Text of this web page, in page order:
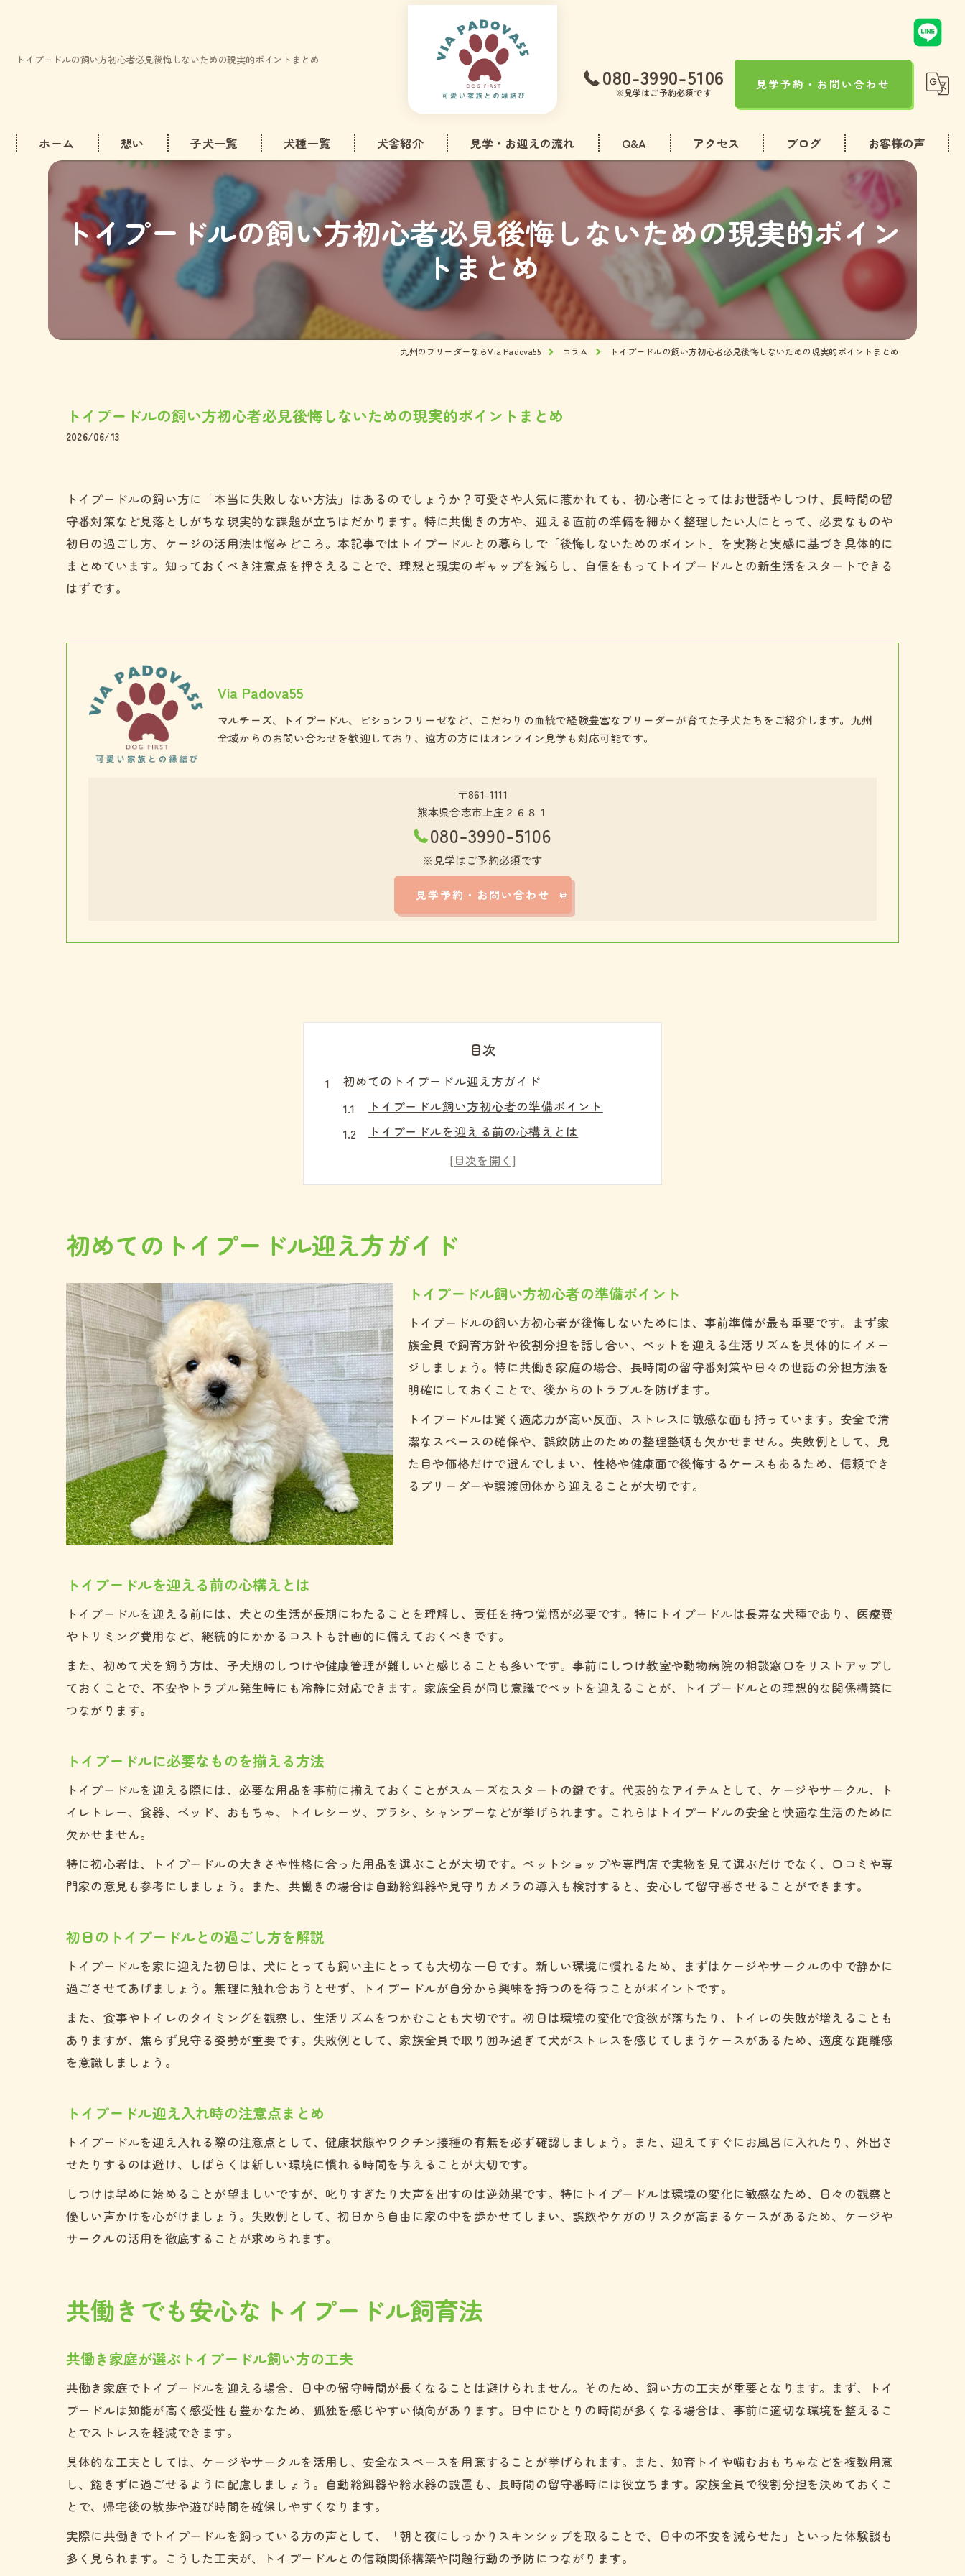
トイプードルの飼い方初心者必見後悔しないための現実的ポイントまとめ
080-3990-5106
※見学はご予約必須です
見学予約・お問い合わせ
ホーム 想い 子犬一覧 犬種一覧
トイプードル
ミニチュアダックスフンド
ペキニーズ
犬舎紹介 見学・お迎えの流れ Q&A アクセス ブログ
コラム
お客様の声
トイプードルの飼い方初心者必見後悔しないための現実的ポイン
トまとめ
九州のブリーダーならVia Padova55 コラム トイプードルの飼い方初心者必見後悔しないための現実的ポイントまとめ
トイプードルの飼い方初心者必見後悔しないための現実的ポイントまとめ
2026/06/13
トイプードルの飼い方に「本当に失敗しない方法」はあるのでしょうか？可愛さや人気に惹かれても、初心者にとってはお世話やしつけ、長時間の留
守番対策など見落としがちな現実的な課題が立ちはだかります。特に共働きの方や、迎える直前の準備を細かく整理したい人にとって、必要なものや
初日の過ごし方、ケージの活用法は悩みどころ。本記事ではトイプードルとの暮らしで「後悔しないためのポイント」を実務と実感に基づき具体的に
まとめています。知っておくべき注意点を押さえることで、理想と現実のギャップを減らし、自信をもってトイプードルとの新生活をスタートできる
はずです。
Via Padova55
マルチーズ、トイプードル、ビションフリーゼなど、こだわりの血統で経験豊富なブリーダーが育てた子犬たちをご紹介します。九州
全域からのお問い合わせを歓迎しており、遠方の方にはオンライン見学も対応可能です。
〒861-1111
熊本県合志市上庄２６８１
080-3990-5106
※見学はご予約必須です
見学予約・お問い合わせ
目次
初めてのトイプードル迎え方ガイド
トイプードル飼い方初心者の準備ポイント
トイプードルを迎える前の心構えとは
トイプードルに必要なものを揃える方法
初日のトイプードルとの過ごし方を解説
共働きでも安心なトイプードル飼育法
共働き家庭が選ぶトイプードル飼い方の工夫
トイプードル留守番対策アイデアを紹介
トイプードル共働き環境でのしつけ方法
トイプードルの安心できる居場所作りとは
共働きとトイプードル両立の現実的ポイント
初心者が知るべきトイプードルの現実
トイプードル飼うんじゃなかった後悔例
初心者が感じやすいトイプードルの大変さ
トイプードルの欠点やデメリットを解説
トイプードルを飼う前に知るべき真実
理想と違うトイプードル飼育の現実とは
後悔しないためのトイプードル準備術
トイプードルの初日準備で失敗しないコツ
初心者が押さえたいトイプードル必須用品
トイプードル飼育開始前の最終チェック
ケージ活用で快適なトイプードル生活
トイプードルのケージ生活でやってはいけない事
ケージ活用で安全なトイプードル留守番対策
トイプードル飼育でやってはいけない行動
初心者が陥りやすいトイプードルの失敗例
トイプードルの失敗を防ぐ日常管理のコツ
初めてのトイプードル迎え方ガイド
トイプードル飼い方初心者の準備ポイント
トイプードルの飼い方初心者が後悔しないためには、事前準備が最も重要です。まず家
族全員で飼育方針や役割分担を話し合い、ペットを迎える生活リズムを具体的にイメー
ジしましょう。特に共働き家庭の場合、長時間の留守番対策や日々の世話の分担方法を
明確にしておくことで、後からのトラブルを防げます。
トイプードルは賢く適応力が高い反面、ストレスに敏感な面も持っています。安全で清
潔なスペースの確保や、誤飲防止のための整理整頓も欠かせません。失敗例として、見
た目や価格だけで選んでしまい、性格や健康面で後悔するケースもあるため、信頼でき
るブリーダーや譲渡団体から迎えることが大切です。
トイプードルを迎える前の心構えとは
トイプードルを迎える前には、犬との生活が長期にわたることを理解し、責任を持つ覚悟が必要です。特にトイプードルは長寿な犬種であり、医療費
やトリミング費用など、継続的にかかるコストも計画的に備えておくべきです。
また、初めて犬を飼う方は、子犬期のしつけや健康管理が難しいと感じることも多いです。事前にしつけ教室や動物病院の相談窓口をリストアップし
ておくことで、不安やトラブル発生時にも冷静に対応できます。家族全員が同じ意識でペットを迎えることが、トイプードルとの理想的な関係構築に
つながります。
トイプードルに必要なものを揃える方法
トイプードルを迎える際には、必要な用品を事前に揃えておくことがスムーズなスタートの鍵です。代表的なアイテムとして、ケージやサークル、ト
イレトレー、食器、ベッド、おもちゃ、トイレシーツ、ブラシ、シャンプーなどが挙げられます。これらはトイプードルの安全と快適な生活のために
欠かせません。
特に初心者は、トイプードルの大きさや性格に合った用品を選ぶことが大切です。ペットショップや専門店で実物を見て選ぶだけでなく、口コミや専
門家の意見も参考にしましょう。また、共働きの場合は自動給餌器や見守りカメラの導入も検討すると、安心して留守番させることができます。
初日のトイプードルとの過ごし方を解説
トイプードルを家に迎えた初日は、犬にとっても飼い主にとっても大切な一日です。新しい環境に慣れるため、まずはケージやサークルの中で静かに
過ごさせてあげましょう。無理に触れ合おうとせず、トイプードルが自分から興味を持つのを待つことがポイントです。
また、食事やトイレのタイミングを観察し、生活リズムをつかむことも大切です。初日は環境の変化で食欲が落ちたり、トイレの失敗が増えることも
ありますが、焦らず見守る姿勢が重要です。失敗例として、家族全員で取り囲み過ぎて犬がストレスを感じてしまうケースがあるため、適度な距離感
を意識しましょう。
トイプードル迎え入れ時の注意点まとめ
トイプードルを迎え入れる際の注意点として、健康状態やワクチン接種の有無を必ず確認しましょう。また、迎えてすぐにお風呂に入れたり、外出さ
せたりするのは避け、しばらくは新しい環境に慣れる時間を与えることが大切です。
しつけは早めに始めることが望ましいですが、叱りすぎたり大声を出すのは逆効果です。特にトイプードルは環境の変化に敏感なため、日々の観察と
優しい声かけを心がけましょう。失敗例として、初日から自由に家の中を歩かせてしまい、誤飲やケガのリスクが高まるケースがあるため、ケージや
サークルの活用を徹底することが求められます。
共働きでも安心なトイプードル飼育法
共働き家庭が選ぶトイプードル飼い方の工夫
共働き家庭でトイプードルを迎える場合、日中の留守時間が長くなることは避けられません。そのため、飼い方の工夫が重要となります。まず、トイ
プードルは知能が高く感受性も豊かなため、孤独を感じやすい傾向があります。日中にひとりの時間が多くなる場合は、事前に適切な環境を整えるこ
とでストレスを軽減できます。
具体的な工夫としては、ケージやサークルを活用し、安全なスペースを用意することが挙げられます。また、知育トイや噛むおもちゃなどを複数用意
し、飽きずに過ごせるように配慮しましょう。自動給餌器や給水器の設置も、長時間の留守番時には役立ちます。家族全員で役割分担を決めておくこ
とで、帰宅後の散歩や遊び時間を確保しやすくなります。
実際に共働きでトイプードルを飼っている方の声として、「朝と夜にしっかりスキンシップを取ることで、日中の不安を減らせた」といった体験談も
多く見られます。こうした工夫が、トイプードルとの信頼関係構築や問題行動の予防につながります。
見学予約は公式LINEから
見学予約は公式LINEから